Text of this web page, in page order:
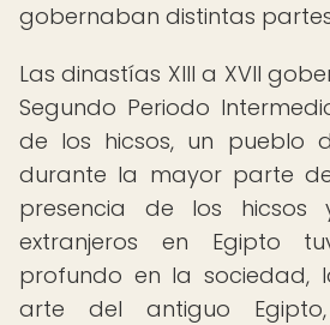
gobernaban distintas
Las dinastías XIII a XVII
Segundo Periodo
de los hicsos, un pueblo
durante la mayor parte
presencia de los hicsos
extranjeros en Egipto
profundo en la sociedad,
arte del antiguo